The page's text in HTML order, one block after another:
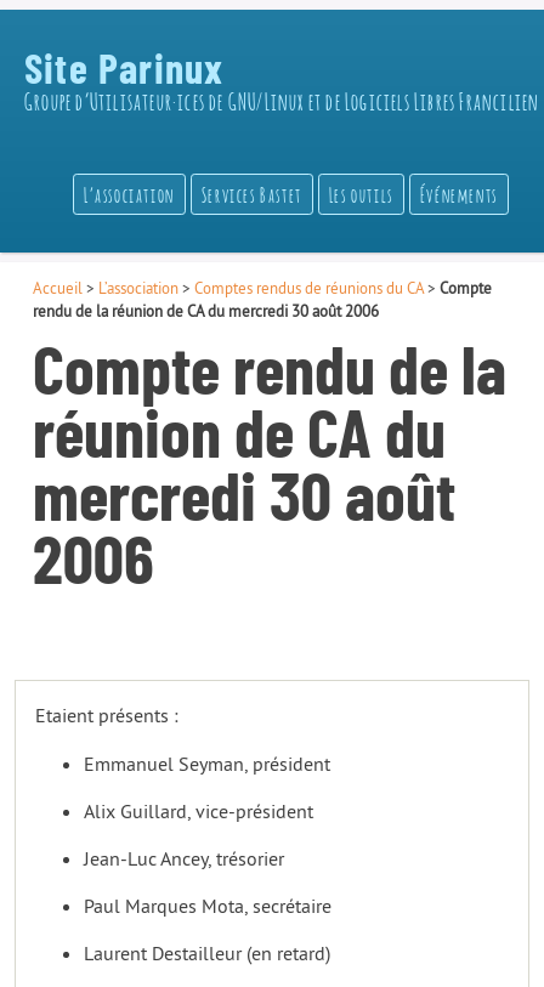
Site Parinux
Groupe d’Utilisateur·ices de GNU/Linux et de Logiciels Libres Francilien
L’association Services Bastet Les outils Événements
Accueil > L’association> Comptes rendus de réunions du CA> Compte
rendu de la réunion de CA du mercredi 30 août 2006
Compte rendu de la
réunion de CA du
mercredi 30 août
2006
Etaient présents :
Emmanuel Seyman, président
Alix Guillard, vice-président
Jean-Luc Ancey, trésorier
Paul Marques Mota, secrétaire
Laurent Destailleur (en retard)